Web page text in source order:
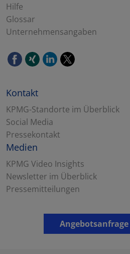
Hilfe
Glossar
Unternehmensangaben
Kontakt
KPMG-Standorte im Überblick
Social Media
Pressekontakt
Medien
KPMG Video Insights
Newsletter im Überblick
Pressemitteilungen